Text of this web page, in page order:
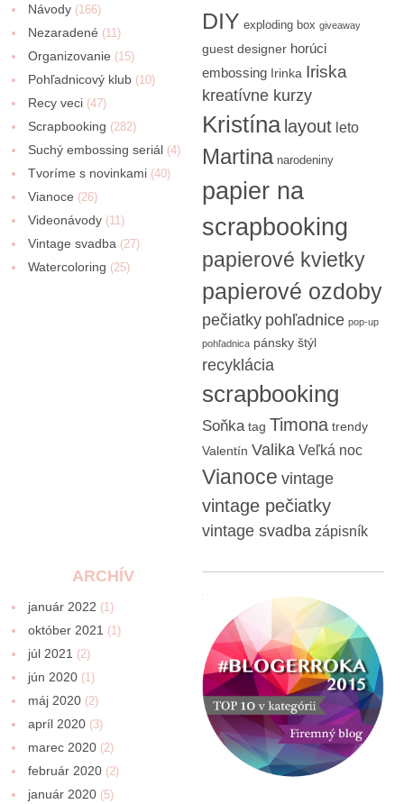
Návody (166)
Nezaradené (11)
Organizovanie (15)
Pohľadnicový klub (10)
Recy veci (47)
Scrapbooking (282)
Suchý embossing seriál (4)
Tvoríme s novinkami (40)
Vianoce (26)
Videonávody (11)
Vintage svadba (27)
Watercoloring (25)
DIY exploding box giveaway
guest designer horúci
embossing Irinka Iriska
kreatívne kurzy
Kristína layout leto
Martina narodeniny
papier na
scrapbooking
papierové kvietky
papierové ozdoby
pečiatky pohľadnice pop-up
pohľadnica pánsky štýl
recyklácia
scrapbooking
Soňka tag Timona trendy
Valentín Valika Veľká noc
Vianoce vintage
vintage pečiatky
vintage svadba zápisník
ARCHÍV
január 2022 (1)
október 2021 (1)
júl 2021 (2)
jún 2020 (1)
máj 2020 (2)
apríl 2020 (3)
marec 2020 (2)
február 2020 (2)
január 2020 (5)